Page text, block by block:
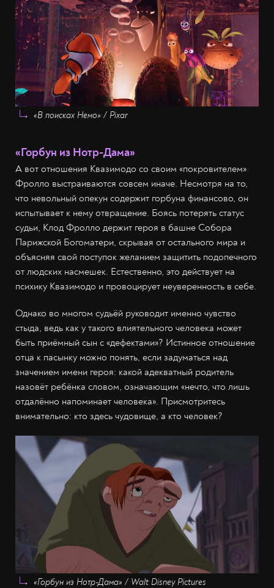
«В поисках Немо» / Pixar
«Горбун из Нотр-Дама»
А вот отношения Квазимодо со своим «покровителем»
Фролло выстраиваются совсем иначе. Несмотря на то,
что невольный опекун содержит горбуна финансово, он
испытывает к нему отвращение. Боясь потерять статус
судьи, Клод Фролло держит героя в башне Собора
Парижской Богоматери, скрывая от остального мира и
объясняя свой поступок желанием защитить подопечного
от людских насмешек. Естественно, это действует на
психику Квазимодо и провоцирует неуверенность в себе.
Однако во многом судьёй руководит именно чувство
стыда, ведь как у такого влиятельного человека может
быть приёмный сын с «дефектами»? Истинное отношение
отца к пасынку можно понять, если задуматься над
значением имени героя: какой адекватный родитель
назовёт ребёнка словом, означающим «нечто, что лишь
отдалённо напоминает человека». Присмотритесь
внимательно: кто здесь чудовище, а кто человек?
«Горбун из Нотр-Дама» / Walt Disney Pictures